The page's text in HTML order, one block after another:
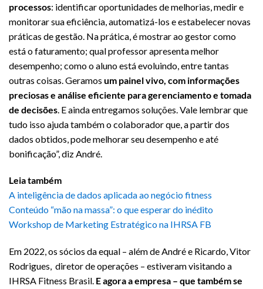
processos: identificar oportunidades de melhorias, medir e
monitorar sua eficiência, automatizá-los e estabelecer novas
práticas de gestão. Na prática, é mostrar ao gestor como
está o faturamento; qual professor apresenta melhor
desempenho; como o aluno está evoluindo, entre tantas
outras coisas. Geramos um painel vivo, com informações
preciosas e análise eficiente para gerenciamento e tomada
de decisões . E ainda entregamos soluções. Vale lembrar que
tudo isso ajuda também o colaborador que, a partir dos
dados obtidos, pode melhorar seu desempenho e até
bonificação”, diz André.
Leia também
A inteligência de dados aplicada ao negócio fitness
Conteúdo “mão na massa”: o que esperar do inédito
Workshop de Marketing Estratégico na IHRSA FB
Em 2022, os sócios da equal – além de André e Ricardo, Vitor
Rodrigues, diretor de operações – estiveram visitando a
IHRSA Fitness Brasil. E agora a empresa – que também se